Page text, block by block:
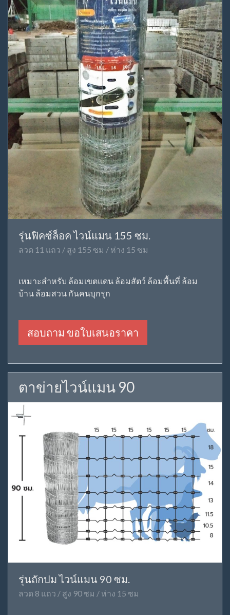
รุ่นฟิคซ์ล็อค ไวน์แมน 155 ซม.
ลวด 11 แถว / สูง 155 ซม / ห่าง 15 ซม
เหมาะสำหรับ ล้อมเขตแดน ล้อมสัตว์ ล้อมพื้นที่ ล้อม
บ้าน ล้อมสวน กันคนบุกรุก
สอบถาม ขอใบเสนอราคา
ตาข่ายไวน์แมน 90
รุ่นถักปม ไวน์แมน 90 ซม.
ลวด 8 แถว / สูง 90 ซม / ห่าง 15 ซม